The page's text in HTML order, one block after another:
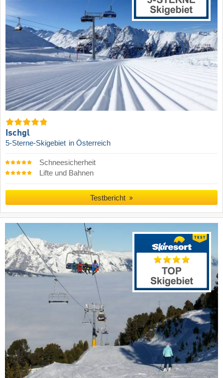
Ischgl
5-Sterne-Skigebiet in Österreich
Schneesicherheit
Lifte und Bahnen
Testbericht